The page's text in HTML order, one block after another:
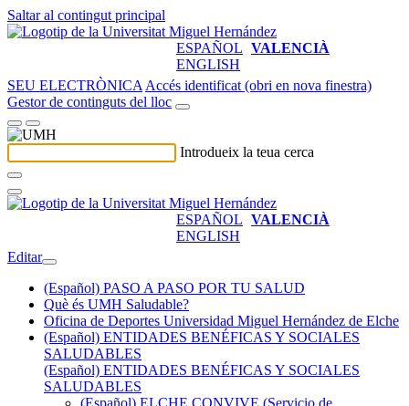
Saltar al contingut principal
ESPAÑOL VALENCIÀ
ENGLISH
SEU ELECTRÒNICA Accés identificat (obri en nova finestra)
Gestor de continguts del lloc
Introdueix la teua cerca
ESPAÑOL VALENCIÀ
ENGLISH
Editar
(Español) PASO A PASO POR TU SALUD
Què és UMH Saludable?
Oficina de Deportes Universidad Miguel Hernández de Elche
(Español) ENTIDADES BENÉFICAS Y SOCIALES
SALUDABLES
(Español) ENTIDADES BENÉFICAS Y SOCIALES
SALUDABLES
(Español) ELCHE CONVIVE (Servicio de